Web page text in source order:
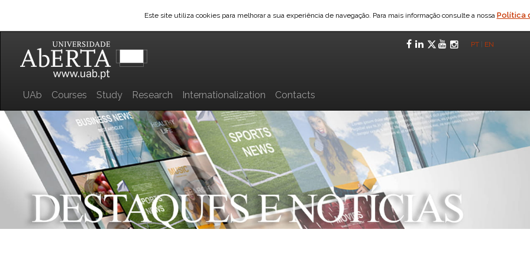
Este site utiliza cookies para melhorar a sua experiência de navegação. Para mais informação consulte a nossa Política
Facebook
LinkedIn
Twitter
YouTube
PT EN
UAb Courses Study Research Internationalization Contacts